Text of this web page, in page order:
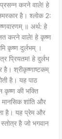
करने वाले! हे
है। श्लोक 2:
॥ अर्थ: हे
करने वाले! हे कृष्ण
कृष्ण दुर्लभम् ।
प्रियतम! हे दुर्लभ
श्रीकृष्णाष्टकम्
है। यह पाठ
कृष्ण की भक्ति
शांति और
है। यह प्रेम और
है जो भगवान